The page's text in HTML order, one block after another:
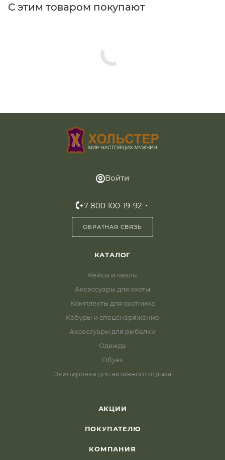
С этим товаром покупают
Войти
+7 800 100-19-92
ОБРАТНАЯ СВЯЗЬ
КАТАЛОГ
Кейсы и чехлы
Аксессуары для охоты
Комплекты для охотника
Кобуры и спецснаряжение
Аксессуары для рыбалки
Одежда
Обувь
Экипировка для активного отдыха
АКЦИИ
ПОКУПАТЕЛЮ
КОМПАНИЯ